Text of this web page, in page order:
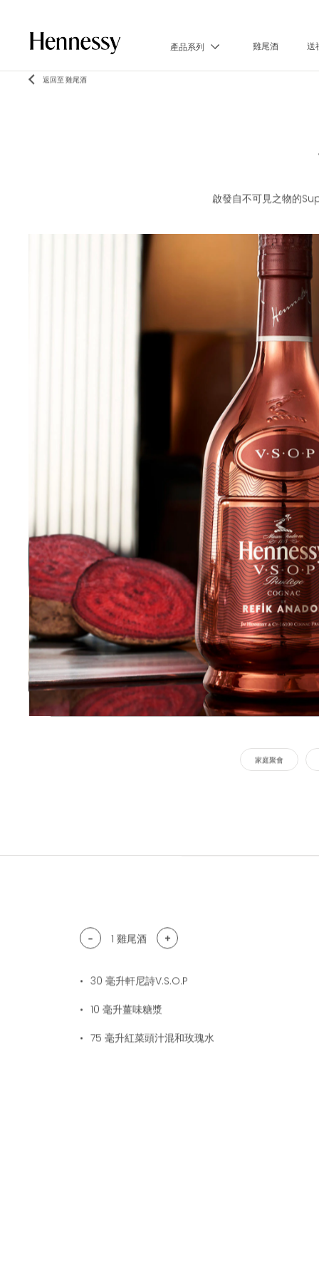
產品系列 雞尾酒 送
返回至 雞尾酒
啟發自不可見之物的
家庭聚會
- 1 雞尾酒 +
30 毫升軒尼詩V.S.O.P
10 毫升薑味糖漿
75 毫升紅菜頭汁混和玫瑰水